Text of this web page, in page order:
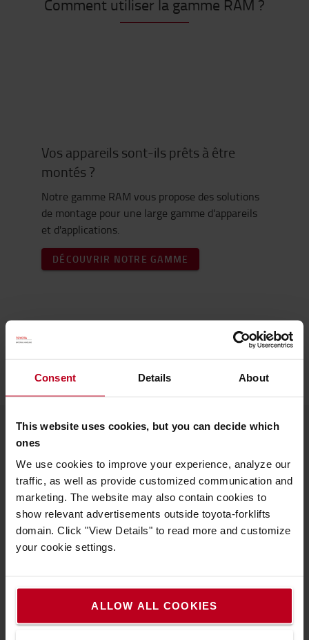
Consent Details About
This website uses cookies, but you can decide which
ones
We use cookies to improve your experience, analyze our
traffic, as well as provide customized communication and
marketing. The website may also contain cookies to
show relevant advertisements outside toyota-forklifts
domain. Click "View Details" to read more and customize
your cookie settings.
ALLOW ALL COOKIES
Comment utiliser la gamme RAM ?
Vos appareils sont-ils prêts à être
montés ?
Notre gamme RAM vous propose des solutions
de montage pour une large gamme d'appareils
et d'applications.
DÉCOUVRIR NOTRE GAMME
Nous connaître
Choisir Toyota
Toyota Production System
Système Actif de Stabilité (SAS)